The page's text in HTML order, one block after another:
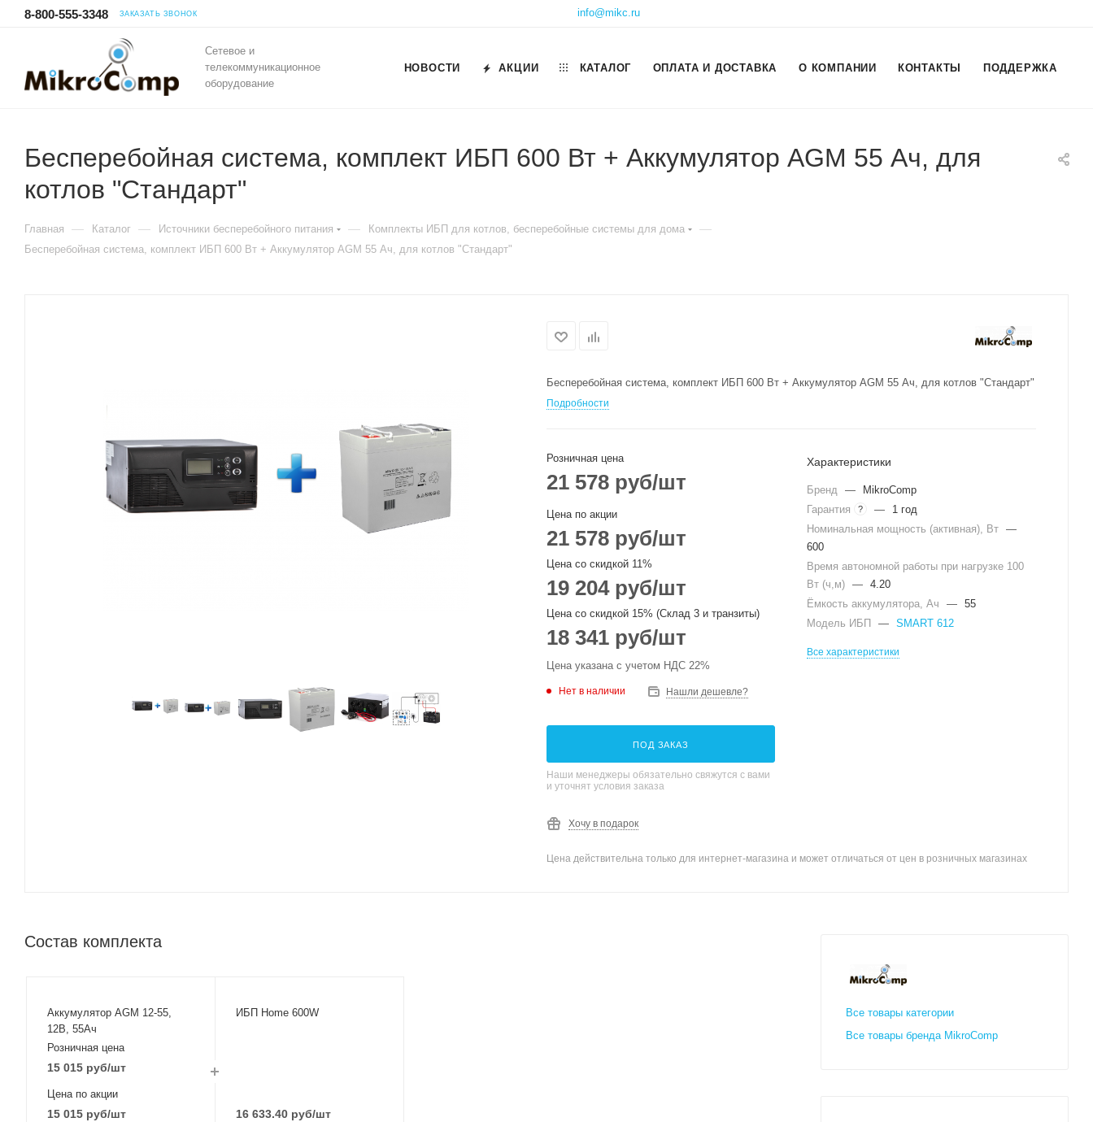
8-800-555-3348 ЗАКАЗАТЬ ЗВОНОК info@mikc.ru
Сетевое и
телекоммуникационное
оборудование
НОВОСТИ АКЦИИ КАТАЛОГ ОПЛАТА И ДОСТАВКА О КОМПАНИИ КОНТАКТЫ ПОДДЕРЖКА
Бесперебойная система, комплект ИБП 600 Вт + Аккумулятор AGM 55 Ач, для
котлов "Стандарт"
Главная — Каталог — Источники бесперебойного питания — Комплекты ИБП для котлов, бесперебойные системы для дома —
Бесперебойная система, комплект ИБП 600 Вт + Аккумулятор AGM 55 Ач, для котлов "Стандарт"
Бесперебойная система, комплект ИБП 600 Вт + Аккумулятор AGM 55 Ач, для котлов "Стандарт"
Подробности
Розничная цена
21 578 руб/шт
Цена по акции
21 578 руб/шт
Цена со скидкой 11%
19 204руб/шт
Цена со скидкой 15% (Склад 3 и транзиты)
18 341 руб/шт
Цена указана с учетом НДС 22%
Нет в наличии Нашли дешевле?
ПОД ЗАКАЗ
Наши менеджеры обязательно свяжутся с вами
и уточнят условия заказа
Хочу в подарок
Характеристики
Бренд —
MikroComp
Гарантия
? —
1 год
Номинальная мощность (активная), Вт —
600
Время автономной работы при нагрузке 100
Вт (ч,м) — 4.20
Ёмкость аккумулятора, Ач
— 55
Модель ИБП
— SMART 612
Все характеристики
Цена действительна только для интернет-магазина и может отличаться от цен в розничных магазинах
Состав комплекта
Аккумулятор AGM 12-55,
12В, 55Ач
Розничная цена
15 015руб/шт
Цена по акции
15 015руб/шт
ИБП Home 600W
16 633.40 руб/шт
Все товары категории
Все товары бренда MikroComp